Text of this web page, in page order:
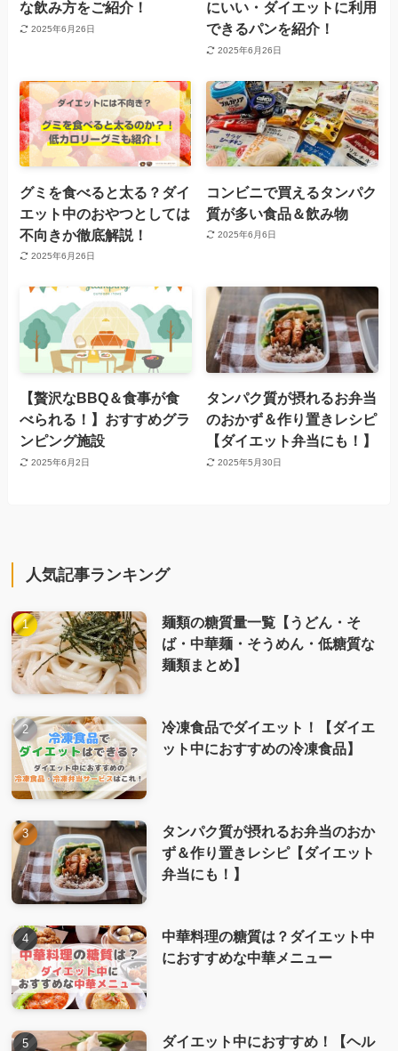
な飲み方をご紹介！
2025年6月26日
にいい・ダイエットに利用
できるパンを紹介！
2025年6月26日
グミを食べると太る？ダイ
エット中のおやつとしては
不向きか徹底解説！
2025年6月26日
コンビニで買えるタンパク
質が多い食品＆飲み物
2025年6月6日
【贅沢なBBQ＆食事が食
べられる！】おすすめグラ
ンピング施設
2025年6月2日
タンパク質が摂れるお弁当
のおかず＆作り置きレシピ
【ダイエット弁当にも！】
2025年5月30日
人気記事ランキング
麺類の糖質量一覧【うどん・そ
ば・中華麺・そうめん・低糖質な
麺類まとめ】
冷凍食品でダイエット！【ダイエ
ット中におすすめの冷凍食品】
タンパク質が摂れるお弁当のおか
ず＆作り置きレシピ【ダイエット
弁当にも！】
中華料理の糖質は？ダイエット中
におすすめな中華メニュー
ダイエット中におすすめ！【ヘル